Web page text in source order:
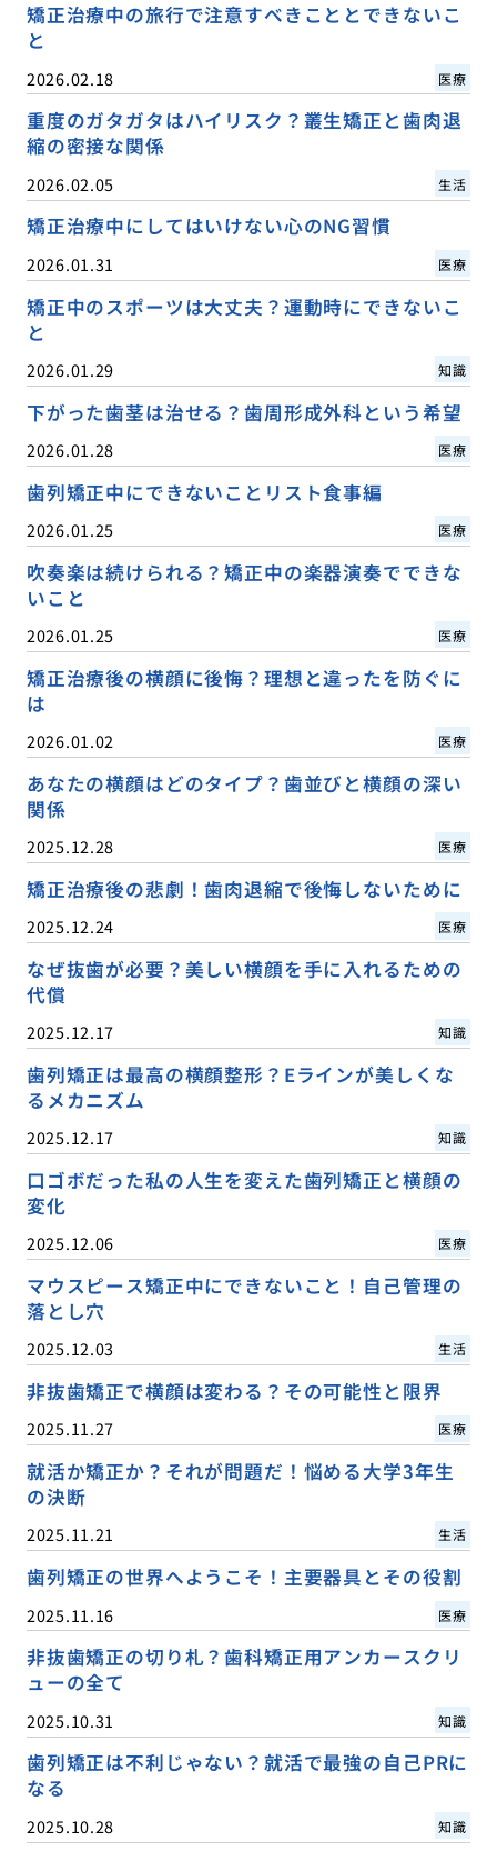
矯正治療中の旅行で注意すべきこととできないこ
と
2026.02.18 医療
重度のガタガタはハイリスク？叢生矯正と歯肉退
縮の密接な関係
2026.02.05 生活
矯正治療中にしてはいけない心のNG習慣
2026.01.31 医療
矯正中のスポーツは大丈夫？運動時にできないこ
と
2026.01.29 知識
下がった歯茎は治せる？歯周形成外科という希望
2026.01.28 医療
歯列矯正中にできないことリスト食事編
2026.01.25 医療
吹奏楽は続けられる？矯正中の楽器演奏でできな
いこと
2026.01.25 医療
矯正治療後の横顔に後悔？理想と違ったを防ぐに
は
2026.01.02 医療
あなたの横顔はどのタイプ？歯並びと横顔の深い
関係
2025.12.28 医療
矯正治療後の悲劇！歯肉退縮で後悔しないために
2025.12.24 医療
なぜ抜歯が必要？美しい横顔を手に入れるための
代償
2025.12.17 知識
歯列矯正は最高の横顔整形？Eラインが美しくな
るメカニズム
2025.12.17 知識
口ゴボだった私の人生を変えた歯列矯正と横顔の
変化
2025.12.06 医療
マウスピース矯正中にできないこと！自己管理の
落とし穴
2025.12.03 生活
非抜歯矯正で横顔は変わる？その可能性と限界
2025.11.27 医療
就活か矯正か？それが問題だ！悩める大学3年生
の決断
2025.11.21 生活
歯列矯正の世界へようこそ！主要器具とその役割
2025.11.16 医療
非抜歯矯正の切り札？歯科矯正用アンカースクリ
ューの全て
2025.10.31 知識
歯列矯正は不利じゃない？就活で最強の自己PRに
なる
2025.10.28 知識